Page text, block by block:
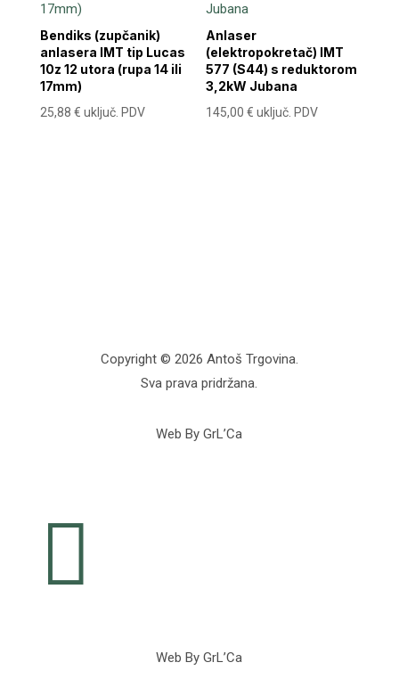
Bendiks (zupčanik)
anlasera IMT tip Lucas
10z 12 utora (rupa 14 ili
17mm)
25,88 € uključ. PDV
Anlaser
(elektropokretač) IMT
577 (S44) s reduktorom
3,2kW Jubana
145,00€ uključ. PDV
Copyright © 2026 Antoš Trgovina.
Sva prava pridržana.
Web By GrL’Ca

Web By GrL’Ca